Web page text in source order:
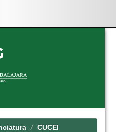
CUCEI